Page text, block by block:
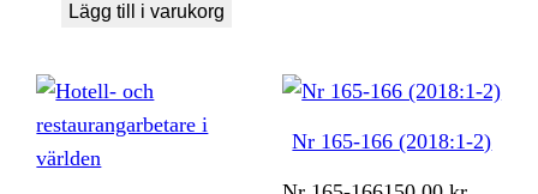
Lägg till i varukorg
Nr 165-166 (2018:1-2)